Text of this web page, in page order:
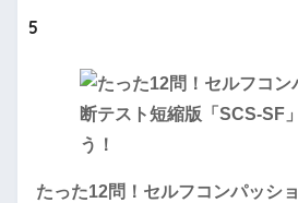
5
たった12問！セルフコンパッシ